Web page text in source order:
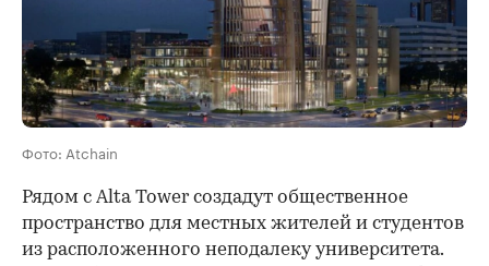
Фото: Atchain
Рядом с Alta Tower создадут общественное
пространство для местных жителей и студентов
из расположенного неподалеку университета.